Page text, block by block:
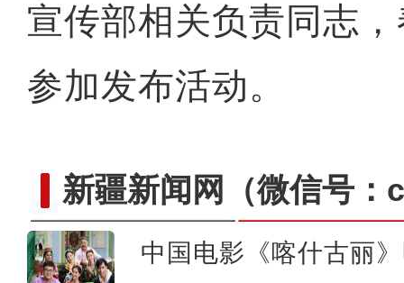
宣传部相关负责同志
参加发布活动。
新疆新闻网 （微信号
中国电影《喀什古丽